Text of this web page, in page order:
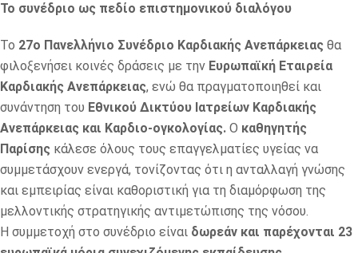
Το συνέδριο ως πεδίο επιστημονικού διαλόγου
Το 27ο Πανελλήνιο Συνέδριο Καρδιακής Ανεπάρκειας θα
φιλοξενήσει κοινές δράσεις με την Ευρωπαϊκή Εταιρεία
Καρδιακής Ανεπάρκειας, ενώ θα πραγματοποιηθεί και
συνάντηση του Εθνικού Δικτύου Ιατρείων Καρδιακής
Ανεπάρκειας και Καρδιο-ογκολογίας. Ο καθηγητής
Παρίσης κάλεσε όλους τους επαγγελματίες υγείας να
συμμετάσχουν ενεργά, τονίζοντας ότι η ανταλλαγή γνώσης
και εμπειρίας είναι καθοριστική για τη διαμόρφωση της
μελλοντικής στρατηγικής αντιμετώπισης της νόσου.
Η συμμετοχή στο συνέδριο είναι δωρεάν και παρέχονται 23